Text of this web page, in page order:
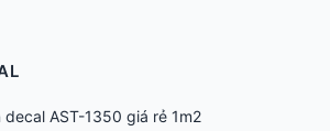
AST-1350 giá rẻ 1m2